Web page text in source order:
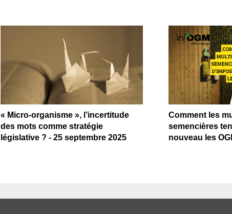
« Micro-organisme », l’incertitude
des mots comme stratégie
législative ? - 25 septembre 2025
Comment les
semencières
nouveau les